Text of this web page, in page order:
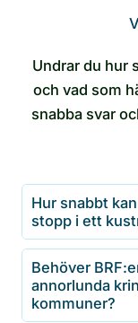
Undrar du hur
och vad som
snabba svar
Hur snabbt
stopp i ett
Behöver
annorlunda
kommuner?